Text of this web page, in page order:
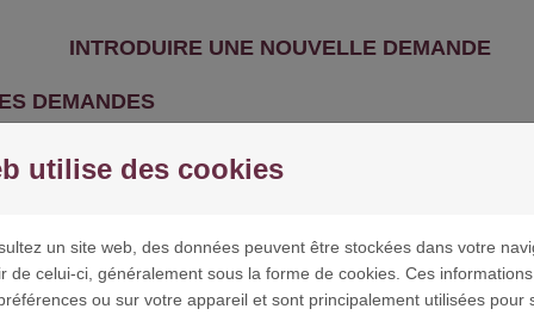
INTRODUIRE UNE NOUVELLE DEMANDE
DEMANDES
PRIVÉE
utilise des cookies
un site web, des données peuvent être stockées dans votre
de celui-ci, généralement sous la forme de cookies. Ces
ou sur votre appareil et sont principalement utilisées pour